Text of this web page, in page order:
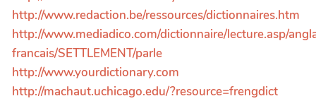
http://www.redaction.be/ressources/dictionnaires.htm
http://www.mediadico.com/dictionnaire/lecture.asp/
francais/SETTLEMENT/parle
http://www.yourdictionary.com
http://machaut.uchicago.edu/?resource=frengdict